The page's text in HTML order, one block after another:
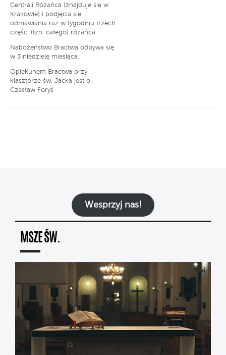
Centrali Różańca (znajduje się w
Krakowie) i podjęcia się
odmawiania raz w tygodniu trzech
części (tzn. całego) różańca.
Nabożeństwo Bractwa odbywa się
w 3 niedzielę miesiąca.
Opiekunem Bractwa przy
klasztorze św. Jacka jest o.
Czesław Foryś
Wesprzyj nas!
MSZE ŚW.